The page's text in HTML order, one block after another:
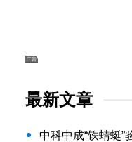
最新文章
中科中成“铁蜻蜓